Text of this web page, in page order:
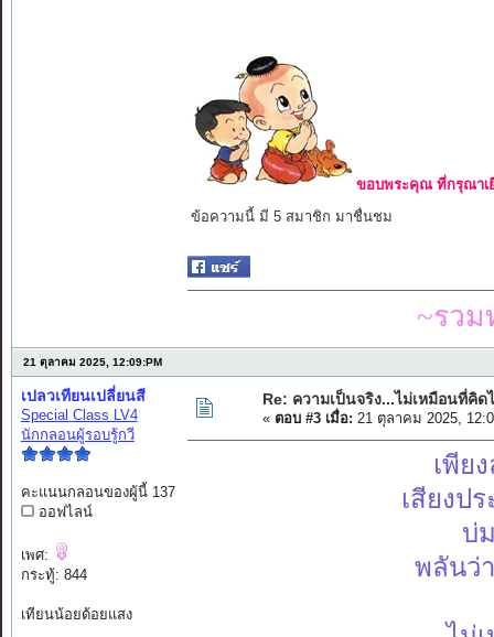
ขอบพระคุณ ที่กรุณาเ
ข้อความนี้ มี 5 สมาชิก มาชื่นชม
~รว
21 ตุลาคม 2025, 12:09:PM
เปลวเทียนเปลี่ยนสี
Special Class LV4
นักกลอนผู้รอบรู้กวี
คะแนนกลอนของผู้นี้ 137
ออฟไลน์
เพศ:
กระทู้: 844
เทียนน้อยด้อยแสง
Re: ความเป็นจริง...ไม่เหมือนที่คิด
« ตอบ #3 เมื่อ: 21 ตุลาคม 2025,
เพีย
เสียงป
บ่
พลันว่า